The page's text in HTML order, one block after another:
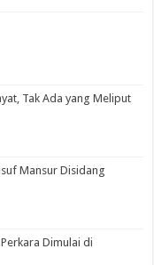
Tak Ada yang Meliput
Mansur Disidang
Dimulai di